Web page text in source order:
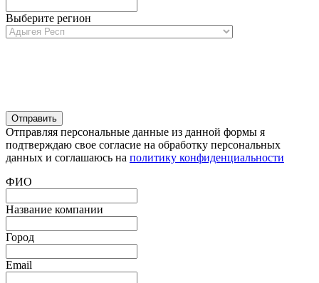
Выберите регион
Отправляя персональные данные из данной формы я
подтверждаю свое согласие на обработку персональных
данных и соглашаюсь на политику конфиденциальности
ФИО
Название компании
Город
Email